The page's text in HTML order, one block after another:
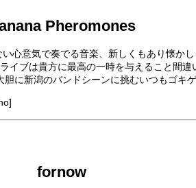
Pheromones
意気で奏でる音楽、新しくもあり懐か
ブは貴方に最高の一時を与えること間
に新潟のバンドシーンに挑むいつもゴキゲ
fornow